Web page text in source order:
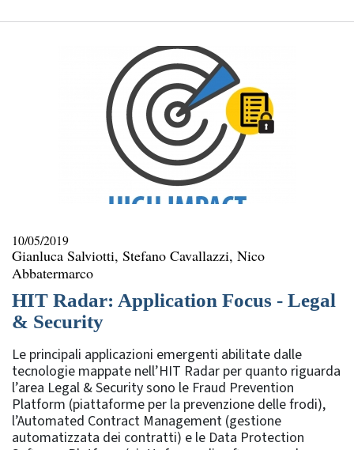
10/05/2019
Gianluca Salviotti, Stefano Cavallazzi, Nico
Abbatermarco
HIT Radar: Application Focus - Legal
& Security
Le principali applicazioni emergenti abilitate dalle
tecnologie mappate nell’HIT Radar per quanto riguarda
l’area Legal & Security sono le Fraud Prevention
Platform (piattaforme per la prevenzione delle frodi),
l’Automated Contract Management (gestione
automatizzata dei contratti) e le Data Protection